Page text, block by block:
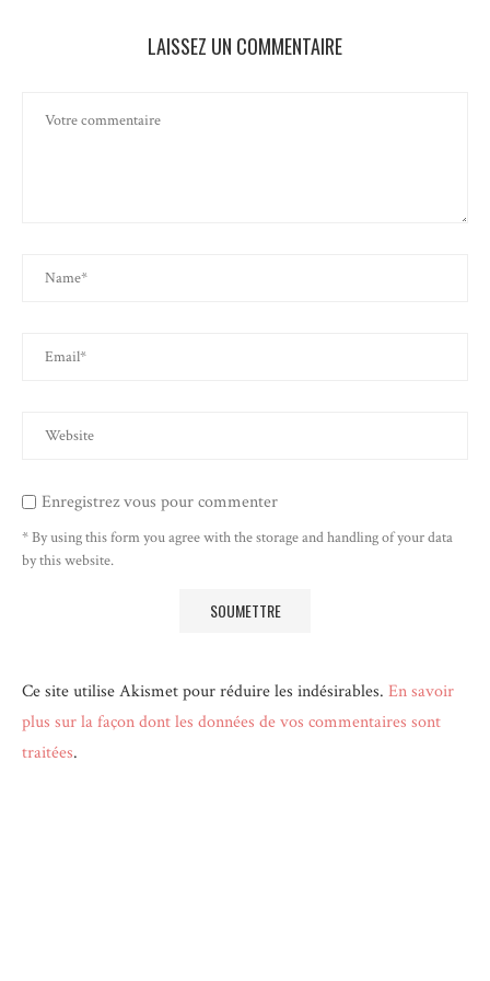
LAISSEZ UN COMMENTAIRE
Enregistrez vous pour commenter
* By using this form you agree with the storage and handling of your data
by this website.
Ce site utilise Akismet pour réduire les indésirables. En savoir
plus sur la façon dont les données de vos commentaires sont
traitées.